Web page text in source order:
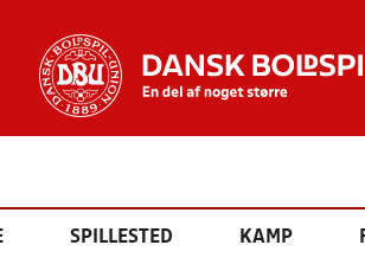
SPILLESTED KAMP